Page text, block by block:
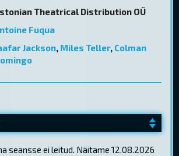
Theatrical Distribution OÜ
Fuqua
Jackson, Miles Teller, Colman
seansse ei leitud. Näitame 12.08.2026